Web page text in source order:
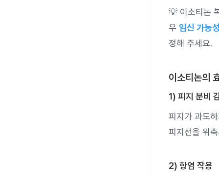
💡 이소티논
우 임신 가능
정해 주세요.
이소티논의
1) 피지 분비
피지가 과도
피지선을 위
2) 항염 작용